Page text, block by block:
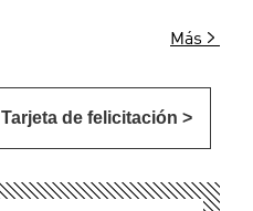
Más 
Tarjeta de felicitación >